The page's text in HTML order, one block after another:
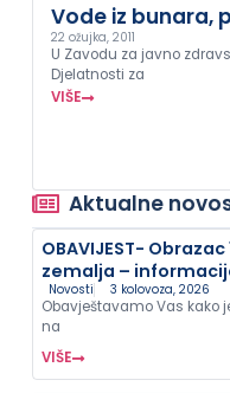
Vode iz bunara,
22 ožujka, 2011
U Zavodu za javno
Djelatnosti za
VIŠE
Aktualne
OBAVIJEST-
zemalja –
Novosti 3 kolovoza, 2026
Obavještavamo Vas kako
na
VIŠE